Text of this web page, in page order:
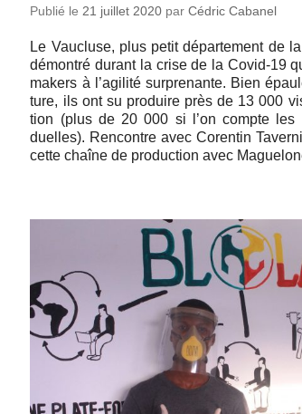
Publié le21 juillet 2020 parCédric Cabanel
Le Vau­cluse, plus petit dé­par­te­ment de
dé­mon­tré durant la crise de la Co­vid-19
makers à l’agi­lité sur­pre­nante. Bien
ture, ils ont su pro­duire près de 13 000
tion (plus de 20 000 si l’on compte
duelles). Ren­contre avec Co­ren­tin
cette chaîne de pro­duc­tion avec